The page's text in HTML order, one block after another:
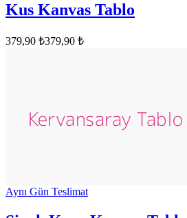
Kus Kanvas Tablo
379,90 ₺379,90 ₺
Aynı Gün Teslimat